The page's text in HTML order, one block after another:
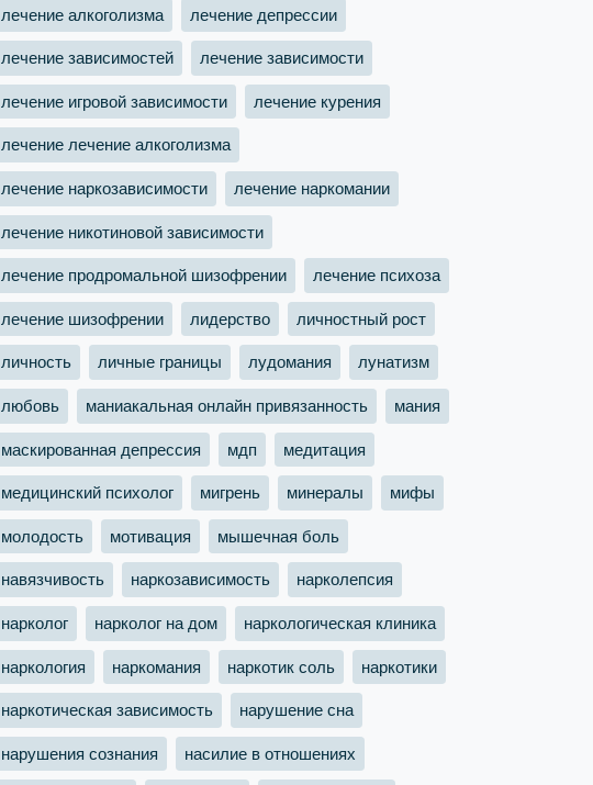
лечение алкоголизма лечение депрессии
лечение зависимостей лечение зависимости
лечение игровой зависимости лечение курения
лечение лечение алкоголизма
лечение наркозависимости лечение наркомании
лечение никотиновой зависимости
лечение продромальной шизофрении лечение психоза
лечение шизофрении лидерство личностный рост
личность личные границы лудомания лунатизм
любовь маниакальная онлайн привязанность мания
маскированная депрессия мдп медитация
медицинский психолог мигрень минералы мифы
молодость мотивация мышечная боль
навязчивость наркозависимость нарколепсия
нарколог нарколог на дом наркологическая клиника
наркология наркомания наркотик соль наркотики
наркотическая зависимость нарушение сна
нарушения сознания насилие в отношениях